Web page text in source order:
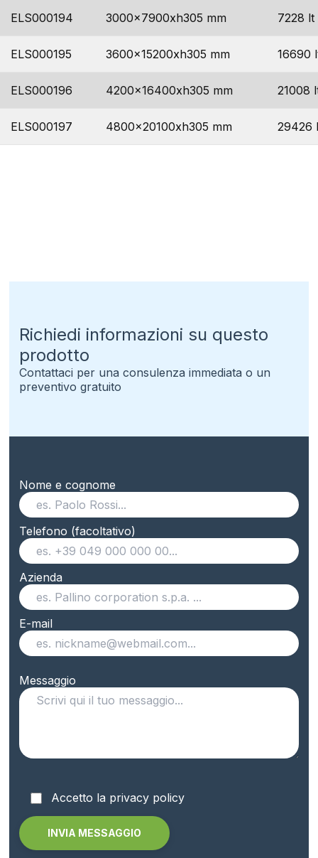
ELS000194 3000x7900xh305 mm 7228 lt
ELS000195 3600x15200xh305 mm 16690
ELS000196 4200x16400xh305 mm 21008
ELS000197 4800x20100xh305 mm 29426
Richiedi informazioni su questo
prodotto
Contattaci per una consulenza immediata o un
preventivo gratuito
Nome e cognome
Telefono (facoltativo)
Azienda
E-mail
Messaggio
Accetto la privacy policy